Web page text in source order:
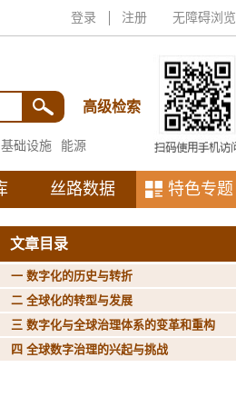
登录 注册 无障碍浏览
高级检索
基础设施 能源
丝路数据 特色专题
文章目录
一 数字化的历史与转折
二 全球化的转型与发展
三 数字化与全球治理体系的变革和重构
四 全球数字治理的兴起与挑战